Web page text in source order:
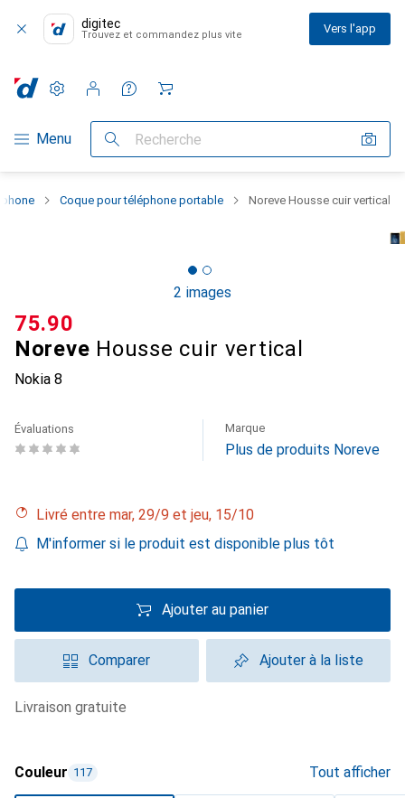
digitec
Trouvez et commandez plus vite Vers l'app
Navigation par catégorie
Menu Recherche
Paramètres
Compte client
Listes de comparaison
Listes d'envies
Panier
Coque pour téléphone portable Noreve Housse cuir vertical
2 images
Noreve Housse cuir vertical
Nokia 8
CHF
75.90
Évaluations Marque
Plus de produits Noreve
Livré entre mar, 29/9 et jeu, 15/10
M'informer si le produit est disponible plus tôt
Ajouter au panier
Comparer Ajouter à la liste
livraison gratuite
Couleur 117 Tout afficher